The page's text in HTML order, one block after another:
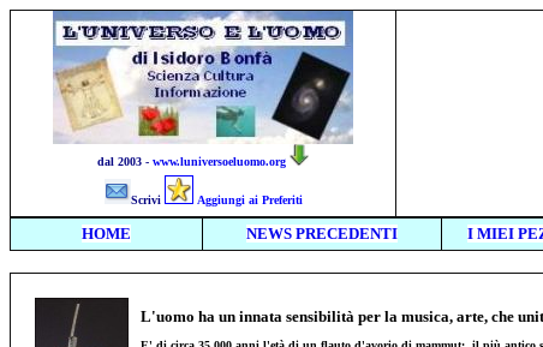
dal 2003 - www.luniversoeluomo.org
Scrivi Aggiungi ai Preferiti
HOME NEWS PRECEDENTI I MIEI
L'uomo ha un innata sensibilità per la musica, arte, che